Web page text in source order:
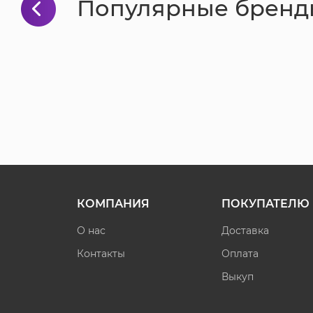
Популярные
КОМПАНИЯ
О нас
Контакты
ПОКУПАТЕЛЮ
Доставка
Оплата
Выкуп